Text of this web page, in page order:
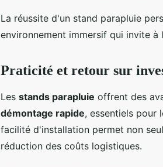
La réussite d'un stand parapluie
environnement immersif qui invite
Praticité et retour sur
Les stands parapluie offrent des
démontage rapide, essentiels pour
facilité d'installation permet non
réduction des coûts logistiques.